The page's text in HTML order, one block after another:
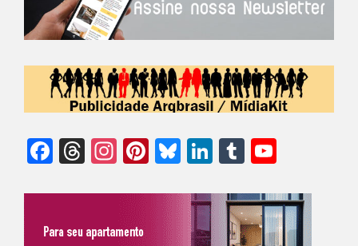
Facebook
Threads
Instagram
Pinterest
Bluesky
LinkedIn
Tumblr